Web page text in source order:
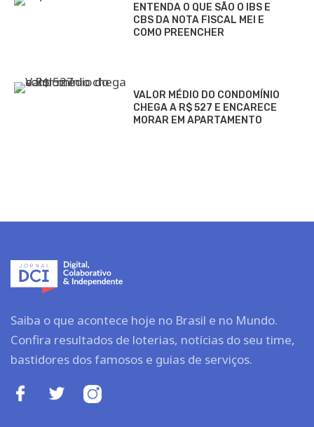
ENTENDA O QUE SÃO O IBS E
CBS DA NOTA FISCAL MEI E
COMO PREENCHER
VALOR MÉDIO DO CONDOMÍNIO
CHEGA A R$ 527 E ENCARECE
MORAR EM APARTAMENTO
Saiba o que acontece hoje no Brasil e no Mundo.
Confira resultados de loterias, notícias do seu time,
bastidores dos famosos e guias de serviços.